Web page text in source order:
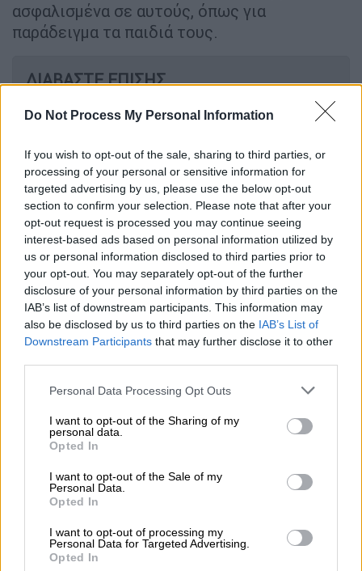
Do Not Process My Personal Information
If you wish to opt-out of the sale, sharing to third parties, or
processing of your personal or sensitive information for
targeted advertising by us, please use the below opt-out
section to confirm your selection. Please note that after your
opt-out request is processed you may continue seeing
interest-based ads based on personal information utilized by
us or personal information disclosed to third parties prior to
your opt-out. You may separately opt-out of the further
disclosure of your personal information by third parties on the
IAB’s list of downstream participants. This information may
also be disclosed by us to third parties on the IAB’s List of
Downstream Participants that may further disclose it to other
Please note that this website/app uses one or more Google
not limited to your visit or usage behaviour. You may click to
grant or deny consent to Google and its third-party tags to
use your data for below specified purposes in below Google
consent section.
Personal Data Processing Opt Outs
I want to opt-out of the Sharing of my
personal data.
Opted In
I want to opt-out of the Sale of my
Personal Data.
Opted In
I want to opt-out of processing my
Personal Data for Targeted Advertising.
Opted In
ασφαλισμένα σε αυτούς, όπως για
παράδειγμα τα παιδιά τους.
ΔΙΑΒΑΣΤΕ ΕΠΙΣΗΣ
Οικονομία|04.07.2024 06:50
πληρώνονται οι δικαιούχοι
Πιο συγκεκριμένα, ο πολίτης:
Αρχικά επιλέγει από τη λίστα με τα
διαθέσιμα έγγραφα του Gov.gr Wallet την
"Ασφαλιστική Ικανότητα"
Στη συνέχεια καταχωρίζει το ΑΜΚΑ του.
Αν επιθυμεί να προσθέσει την
ασφαλιστική ικανότητα έμμεσου μέλους,
καταχωρίζει και το ΑΜΚΑ του μέλους
Ακολούθως του αποστέλλεται κωδικός
μιας χρήσης (OTP – One Time Password)
στον αριθμό κινητού τηλεφώνου, που
έχει καταχωρήσει στο Εθνικό Μητρώο
Επικοινωνίας (ΕΜΕπ), στο emep.gov.gr,
Με αυτόν τον τρόπο, οι ασφαλισμένοι του